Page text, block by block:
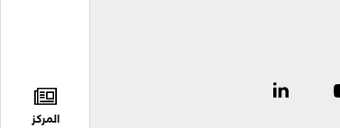
المركز